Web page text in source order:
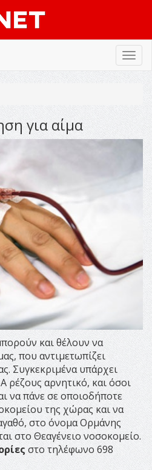
για αίμα
και θέλουν να
που αντιμετωπίζει
Συγκεκριμένα υπάρχει
ρέζους αρνητικό, και όσοι
να πάνε σε οποιοδήποτε
της χώρας και να
στο όνομα Ορμάνης
στο Θεαγένειο νοσοκομείο.
στο τηλέφωνο 698